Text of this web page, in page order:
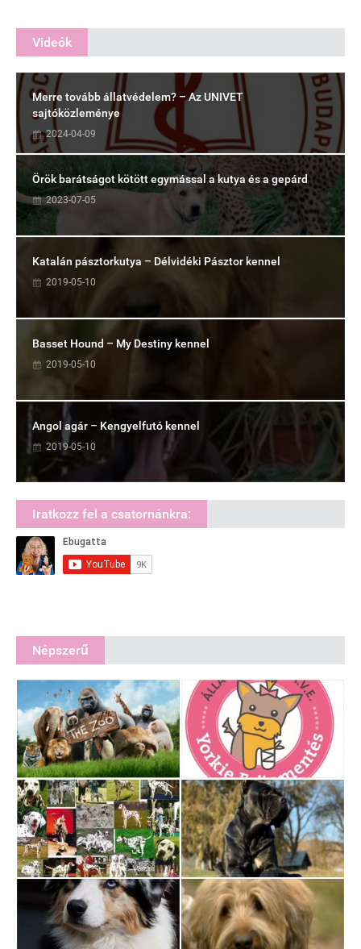
Videók
Merre tovább állatvédelem? – Az UNIVET
sajtóközleménye
2024-04-09
Örök barátságot kötött egymással a kutya és a gepárd
2023-07-05
Katalán pásztorkutya – Délvidéki Pásztor kennel
2019-05-10
Basset Hound – My Destiny kennel
2019-05-10
Angol agár – Kengyelfutó kennel
2019-05-10
Iratkozz fel a csatornánkra:
Népszerű